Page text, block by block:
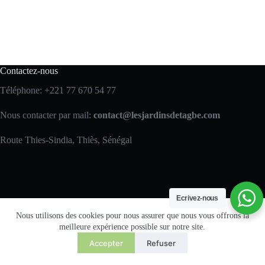
Nous utilisons des cookies pour nous assurer que nous vous offrons la
meilleure expérience possible sur notre site.
Accepter Refuser
Contactez-nous
Téléphone: +221 77 670 54 77
Nous contacter par mail: contact@lesjardinsdetagbe.com
Route Thies-Sindia, Thiès, Sénégal
Ecrivez-nous